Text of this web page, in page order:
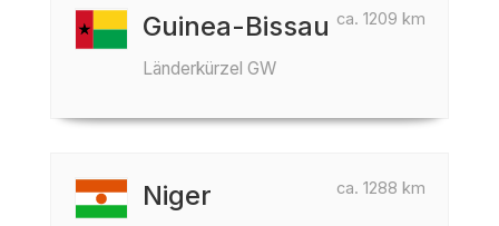
ca. 1209 km
Guinea-Bissau
Länderkürzel GW
ca. 1288 km
Niger